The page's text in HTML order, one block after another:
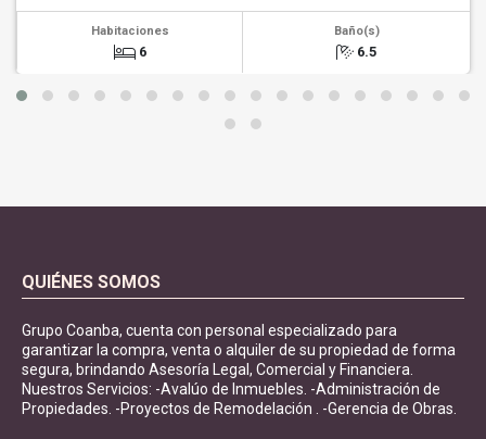
Habitaciones
6
Baño(s)
6.5
QUIÉNES SOMOS
Grupo Coanba, cuenta con personal especializado para
garantizar la compra, venta o alquiler de su propiedad de forma
segura, brindando Asesoría Legal, Comercial y Financiera.
Nuestros Servicios: -Avalúo de Inmuebles. -Administración de
Propiedades. -Proyectos de Remodelación . -Gerencia de Obras.